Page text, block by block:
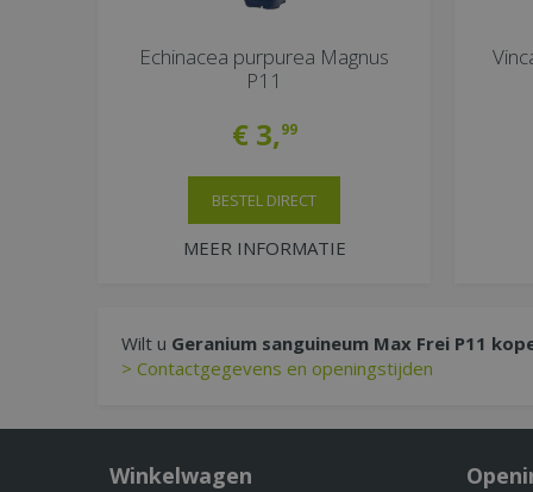
Echinacea purpurea Magnus
P11
€ 3,99
MEER INFORMATIE
BESTEL DIRECT
Wilt u Geranium sanguineum Max Frei P11
> Contactgegevens en openingstijden
Winkelwagen